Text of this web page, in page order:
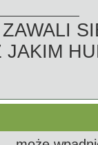
JAKIM